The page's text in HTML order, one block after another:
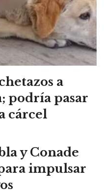
a
podría pasar
cárcel
y Conade
impulsar